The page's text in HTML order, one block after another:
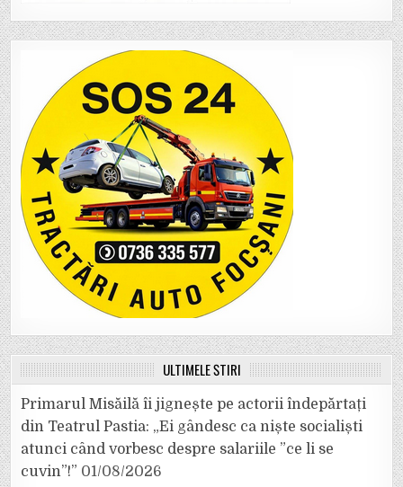
ULTIMELE ȘTIRI
Primarul Misăilă îi jignește pe actorii îndepărtați
din Teatrul Pastia: „Ei gândesc ca niște socialiști
atunci când vorbesc despre salariile ”ce li se
cuvin”!” 01/08/2026